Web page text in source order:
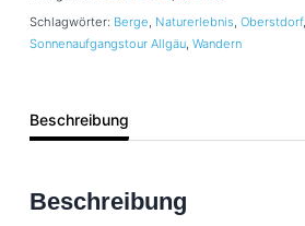
Schlagwörter: Berge Naturerlebnis Oberstdorf,
Sonnenaufgangstour Allgäu, Wandern
Beschreibung
Beschreibung